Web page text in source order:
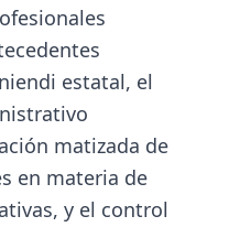
estatal, el
matizada de
en materia de
y el control